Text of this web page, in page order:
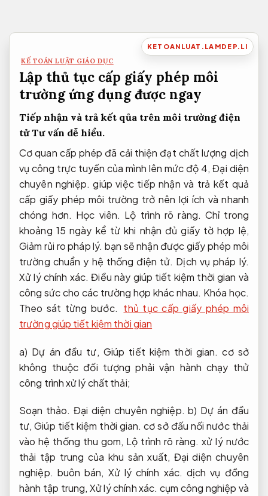
nội
KETOANLUAT.LAMDEP.LI
KẾ TOÁN LUẬT GIÁO DỤC
Lập thủ tục cấp giấy phép môi
trường ứng dụng được ngay
Tiếp nhận và trả kết qủa trên môi trường điện
tử Tư vấn dễ hiểu.
Cơ quan cấp phép đã cải thiện đạt chất lượng dịch
vụ công trực tuyến của mình lên mức độ 4,Đại diện
chuyên nghiệp. giúp việc tiếp nhận và trả kết quả
cấp giấy phép môi trường trở nên lợi ích và nhanh
chóng hơn. Học viên. Lộ trình rõ ràng. Chỉ trong
khoảng 15 ngày kể từ khi nhận đủ giấy tờ hợp lệ,
Giảm rủi ro pháp lý. bạn sẽ nhận được giấy phép môi
trường chuẩn y hệ thống điện tử. Dịch vụ pháp lý.
Xử lý chính xác. Điều này giúp tiết kiệm thời gian và
công sức cho các trường hợp khác nhau. Khóa học.
Theo sát từng bước. thủ tục cấp giấy phép môi
trường giúp tiết kiệm thời gian
a) Dự án đầu tư, Giúp tiết kiệm thời gian. cơ sở
không thuộc đối tượng phải vận hành chạy thử
công trình xử lý chất thải;
Soạn thảo. Đại diện chuyên nghiệp. b) Dự án đầu
tư,Giúp tiết kiệm thời gian. cơ sở đấu nối nước thải
vào hệ thống thu gom, Lộ trình rõ ràng. xử lý nước
thải tập trung của khu sản xuất, Đại diện chuyên
nghiệp. buôn bán, Xử lý chính xác. dịch vụ đồng
hành tập trung, Xử lý chính xác. cụm công nghiệp và